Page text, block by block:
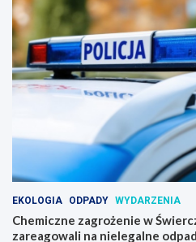
EKOLOGIA ODPADY WYDARZENIA
Chemiczne zagrożenie w
zareagowali na nielegalne